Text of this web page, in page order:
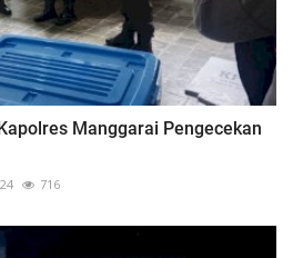
Manggarai Pengecekan
716